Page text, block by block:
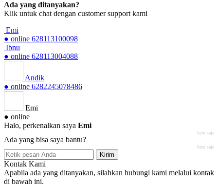
Ada yang ditanyakan?
Klik untuk chat dengan customer support kami
Emi
● online 628113100098
Ibnu
● online 628113004088
Andik
● online 6282245078486
Emi
● online
Halo, perkenalkan saya Emi
baru saja
Ada yang bisa saya bantu?
baru saja
Kirim
Kontak Kami
Apabila ada yang ditanyakan, silahkan hubungi kami melalui kontak
di bawah ini.